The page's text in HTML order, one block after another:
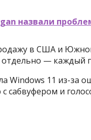
назвали
в США и
— каждый
Windows 11 из-за
с сабвуфером и